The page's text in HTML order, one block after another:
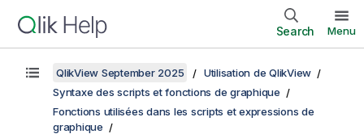
Search Menu
QlikView September 2025
Utilisation de QlikView
Syntaxe des scripts et fonctions de graphique
Fonctions utilisées dans les scripts et expressions de
graphique